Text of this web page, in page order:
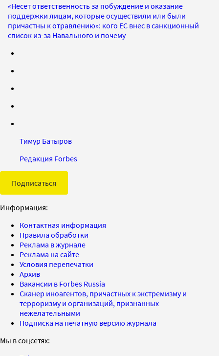
«Несет ответственность за побуждение и оказание
поддержки лицам, которые осуществили или были
причастны к отравлению»: кого ЕС внес в санкционный
список из-за Навального и почему
Тимур Батыров
Редакция Forbes
Подписаться
Информация:
Контактная информация
Правила обработки
Реклама в журнале
Реклама на сайте
Условия перепечатки
Архив
Вакансии в Forbes Russia
Сканер иноагентов, причастных к экстремизму и
терроризму и организаций, признанных
нежелательными
Подписка на печатную версию журнала
Мы в соцсетях: